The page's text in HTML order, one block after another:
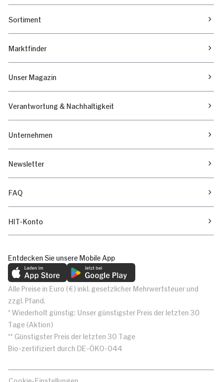
Sortiment
Marktfinder
Unser Magazin
Verantwortung & Nachhaltigkeit
Unternehmen
Newsletter
FAQ
HIT-Konto
Entdecken Sie unsere Mobile App
Alle Preise in Euro (€) inkl. gesetzlicher Mehrwertsteuer und
zzgl. Pfand.
* Wiederholt günstig: Unser günstigster Preis der letzten 30
Tage (Aktion)
** Günstigster Preis der letzten 30 Tage
Bio-zertifiziert durch DE-ÖKO-044
Cookie-Einstellungen